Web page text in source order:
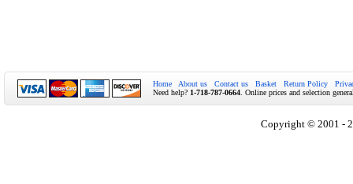
Home About us Contact us Basket Return Policy
Need help? 1-718-787-0664 . Online prices and selection
Copyright © 2001 -